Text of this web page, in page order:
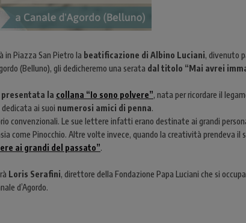
Piazza San Pietro la beatificazione di Albino Luciani, divenuto
(Belluno), gli dedicheremo una serata dal titolo “Mai avrei
la collana “Io sono polvere”, nata per ricordare il
ai suoi numerosi amici di penna.
convenzionali. Le sue lettere infatti erano destinate ai grandi
come Pinocchio. Altre volte invece, quando la creatività prendeva il
ai grandi del passato”.
Loris Serafini, direttore della Fondazione Papa Luciani che si
d’Agordo.